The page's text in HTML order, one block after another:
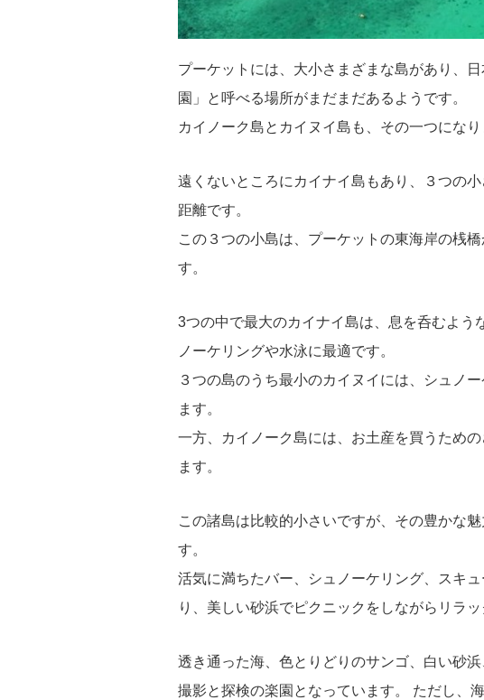
プーケットには、大小さまざまな島があり、
園」と呼べる場所がまだまだあるようです。
カイノーク島とカイヌイ島も、その一つになり
遠くないところにカイナイ島もあり、３つの
距離です。
この３つの小島は、プーケットの東海岸の桟
す。
3つの中で最大のカイナイ島は、息を呑むよう
ノーケリングや水泳に最適です。
３つの島のうち最小のカイヌイには、シュノ
ます。
一方、カイノーク島には、お土産を買うため
ます。
この諸島は比較的小さいですが、その豊かな
す。
活気に満ちたバー、シュノーケリング、スキ
り、美しい砂浜でピクニックをしながらリラ
透き通った海、色とりどりのサンゴ、白い砂
撮影と探検の楽園となっています。 ただし、